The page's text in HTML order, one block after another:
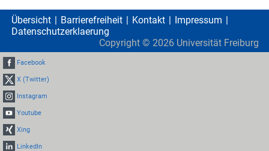
Übersicht Barrierefreiheit Kontakt
Impressum
Datenschutzerklaerung
Copyright © 2026 Universität Freiburg
Facebook
X (Twitter)
Instagram
Youtube
Xing
LinkedIn